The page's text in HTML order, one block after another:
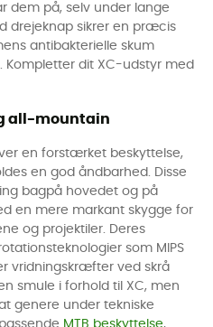
dem på, selv under lange
drejeknap sikrer en præcis
antibakterielle skum
dit XC-udstyr med
all-mountain
en forstærket beskyttelse,
en god åndbarhed. Disse
bagpå hovedet og på
en mere markant skygge for
og projektiler. Deres
som MIPS
vridningskræfter ved skrå
smule i forhold til XC, men
genere under tekniske
MTB beskyttelse,